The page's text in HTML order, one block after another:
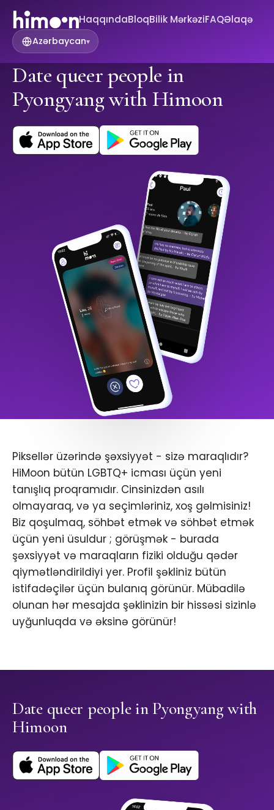
HaqqındaBloqBilik MərkəziFAQƏlaqə
Azərbaycan▾
Date queer people in
Pyongyang with Himoon
Piksellər üzərində şəxsiyyət - sizə maraqlıdır?
HiMoon bütün LGBTQ+ icması üçün yeni
tanışlıq proqramıdır. Cinsinizdən asılı
olmayaraq, və ya seçimləriniz, xoş gəlmisiniz!
Biz qoşulmaq, söhbət etmək və söhbət etmək
üçün yeni üsuldur ; görüşmək - burada
şəxsiyyət və maraqların fiziki olduğu qədər
qiymətləndirildiyi yer. Profil şəkliniz bütün
istifadəçilər üçün bulanıq görünür. Mübadilə
olunan hər mesajda şəklinizin bir hissəsi sizinlə
uyğunluqda və əksinə görünür!
Date queer people in Pyongyang with
Himoon